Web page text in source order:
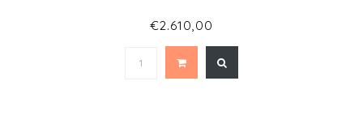
€2.610,00